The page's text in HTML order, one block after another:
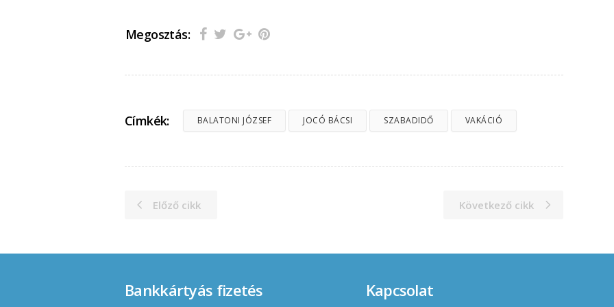
Megosztás:
Címkék: BALATONI JÓZSEF JOCÓ BÁCSI SZABADIDŐ VAKÁCIÓ
Előző cikk Következő cikk
Bankkártyás fizetés Kapcsolat